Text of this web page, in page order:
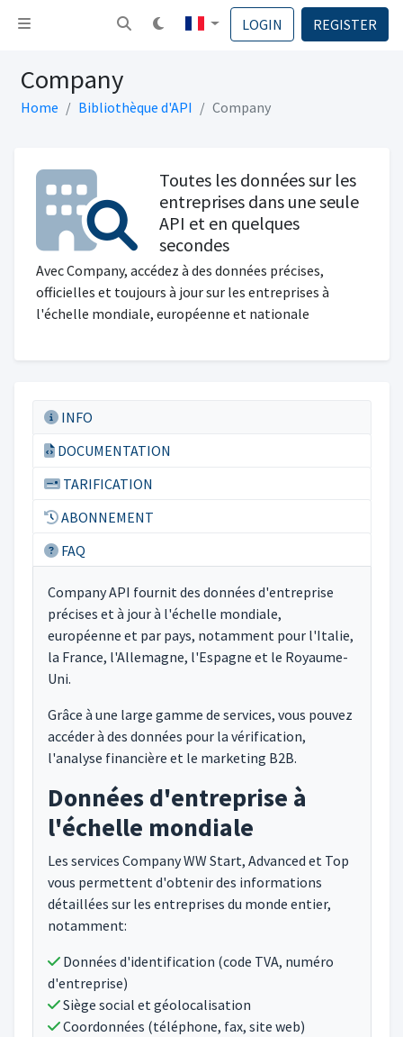
Basculer la navigation LOGIN REGISTER
Company
Home Bibliothèque d'API Company
Toutes les données sur les
entreprises dans une seule
API et en quelques
secondes
Avec Company, accédez à des données précises,
officielles et toujours à jour sur les entreprises à
l'échelle mondiale, européenne et nationale
INFO
DOCUMENTATION
TARIFICATION
ABONNEMENT
FAQ
Company API fournit des données d'entreprise
précises et à jour à l'échelle mondiale,
européenne et par pays, notamment pour l'Italie,
la France, l'Allemagne, l'Espagne et le Royaume-
Uni.
Grâce à une large gamme de services, vous pouvez
accéder à des données pour la vérification,
l'analyse financière et le marketing B2B.
Données d'entreprise à
l'échelle mondiale
Les services Company WW Start, Advanced et Top
vous permettent d'obtenir des informations
détaillées sur les entreprises du monde entier,
notamment:
Données d'identification (code TVA, numéro
d'entreprise)
Siège social et géolocalisation
Coordonnées (téléphone, fax, site web)